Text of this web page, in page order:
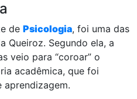
de Psicologia, foi uma das
Queiroz. Segundo ela, a
veio para “coroar” o
acadêmica, que foi
aprendizagem.